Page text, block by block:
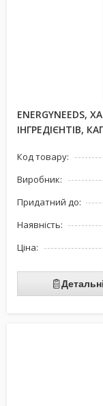
ІНГРЕДІЄНТІВ,
Код товару:
Виробник:
Придатний до:
Наявність:
Ціна: